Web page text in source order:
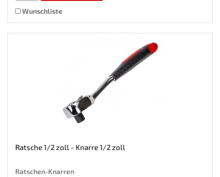
Wunschliste
Ratsche 1/2 zoll - Knarre 1/2 zoll
Ratschen-Knarren